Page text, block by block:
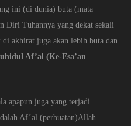
ini (di dunia) buta (mata
Diri Tuhannya yang dekat sekali
akhirat juga akan lebih buta dan
Af’al (Ke-Esa’an
apapun juga yang terjadi
Af’al (perbuatan)Allah